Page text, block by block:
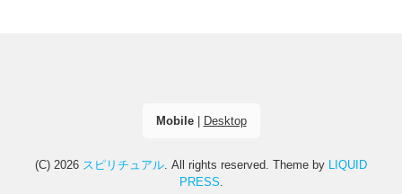
Mobile| Desktop
(C) 2026 スピリチュアル. All rights reserved. Theme by LIQUID
PRESS.